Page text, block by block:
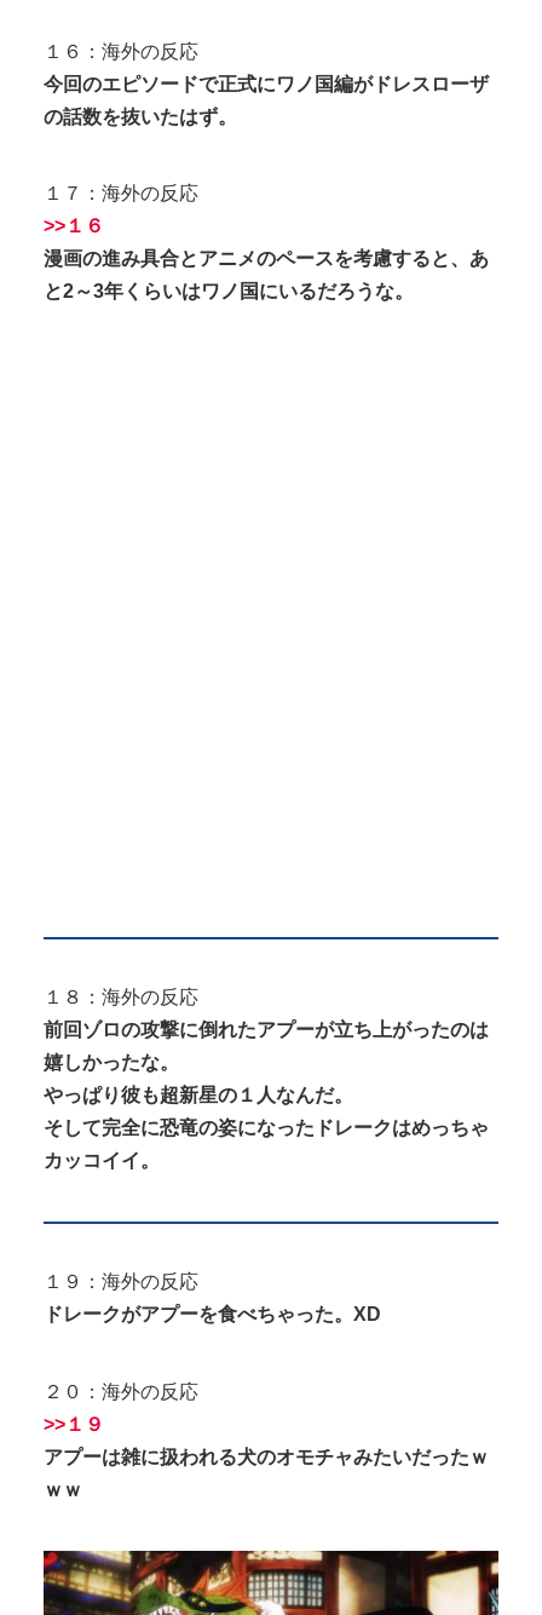
１６：海外の反応
今回のエピソードで正式にワノ国編がドレスローザ
の話数を抜いたはず。
１７：海外の反応
>>１６
漫画の進み具合とアニメのペースを考慮すると、あ
と2～3年くらいはワノ国にいるだろうな。
１８：海外の反応
前回ゾロの攻撃に倒れたアプーが立ち上がったのは
嬉しかったな。
やっぱり彼も超新星の１人なんだ。
そして完全に恐竜の姿になったドレークはめっちゃ
カッコイイ。
１９：海外の反応
ドレークがアプーを食べちゃった。XD
２０：海外の反応
>>１９
アプーは雑に扱われる犬のオモチャみたいだったｗ
ｗｗ